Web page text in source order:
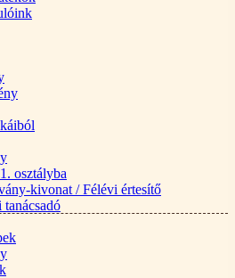
osztályba
kivonat / Félévi értesítő
tanácsadó